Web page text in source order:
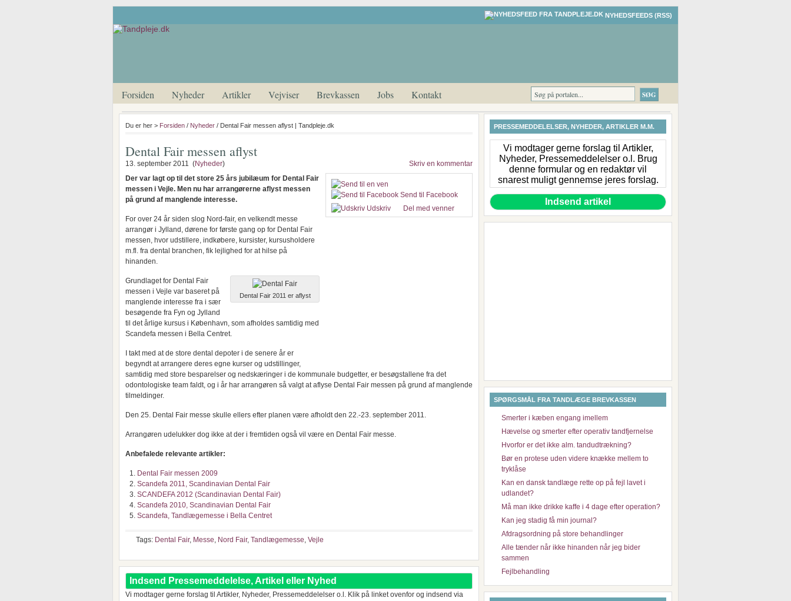
NYHEDSFEEDS (RSS)
Forsiden Nyheder Artikler Vejviser Brevkassen Jobs Kontakt
Du er her > Forsiden / Nyheder / Dental Fair messen aflyst | Tandpleje.dk
Dental Fair messen aflyst
13. september 2011 (Nyheder) Skriv en kommentar
Send til Facebook
Udskriv
Del med venner
Der var lagt op til det store 25 års jubilæum for Dental Fair
messen i Vejle. Men nu har arrangørerne aflyst messen
på grund af manglende interesse.
For over 24 år siden slog Nord-fair, en velkendt messe
arrangør i Jylland, dørene for første gang op for Dental Fair
messen, hvor udstillere, indkøbere, kursister, kursusholdere
m.fl. fra dental branchen, fik lejlighed for at hilse på
hinanden.
Dental Fair 2011 er aflyst
Grundlaget for Dental Fair
messen i Vejle var baseret på
manglende interesse fra i sær
besøgende fra Fyn og Jylland
til det årlige kursus i København, som afholdes samtidig med
Scandefa messen i Bella Centret.
I takt med at de store dental depoter i de senere år er
begyndt at arrangere deres egne kurser og udstillinger,
samtidig med store besparelser og nedskæringer i de kommunale budgetter, er besøgstallene fra det
odontologiske team faldt, og i år har arrangøren så valgt at aflyse Dental Fair messen på grund af manglende
tilmeldinger.
Den 25. Dental Fair messe skulle ellers efter planen være afholdt den 22.-23. september 2011.
Arrangøren udelukker dog ikke at der i fremtiden også vil være en Dental Fair messe.
Anbefalede relevante artikler:
Dental Fair messen 2009
Scandefa 2011, Scandinavian Dental Fair
SCANDEFA 2012 (Scandinavian Dental Fair)
Scandefa 2010, Scandinavian Dental Fair
Scandefa, Tandlægemesse i Bella Centret
Tags: Dental Fair, Messe, Nord Fair, Tandlægemesse, Vejle
Indsend Pressemeddelelse, Artikel eller Nyhed
Vi modtager gerne forslag til Artikler, Nyheder, Pressemeddelelser o.l. Klik på linket ovenfor og indsend via
PRESSEMEDDELELSER, NYHEDER, ARTIKLER M.M.
Vi modtager gerne forslag til Artikler,
Nyheder, Pressemeddelelser o.l. Brug
denne formular og en redaktør vil
snarest muligt gennemse jeres forslag.
Indsend artikel
SPØRGSMÅL FRA TANDLÆGE BREVKASSEN
Smerter i kæben engang imellem
Hævelse og smerter efter operativ tandfjernelse
Hvorfor er det ikke alm. tandudtrækning?
Bør en protese uden videre knække mellem to
tryklåse
Kan en dansk tandlæge rette op på fejl lavet i
udlandet?
Må man ikke drikke kaffe i 4 dage efter operation?
Kan jeg stadig få min journal?
Afdragsordning på store behandlinger
Alle tænder når ikke hinanden når jeg bider
sammen
Fejlbehandling